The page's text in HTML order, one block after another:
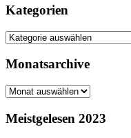
Kategorien
Kategorien
Monatsarchive
Monatsarchive
Meistgelesen 2023